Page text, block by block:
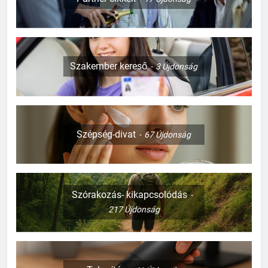
Szakember kereső 3Újdonság
Szépség-divat 67Újdonság
Szórakozás- kikapcsolódás
217Újdonság
127